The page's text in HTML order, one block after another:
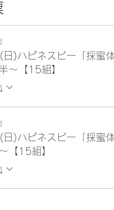
)ハピネスビー「採蜜体
～【15組】
)ハピネスビー「採蜜体
【15組】